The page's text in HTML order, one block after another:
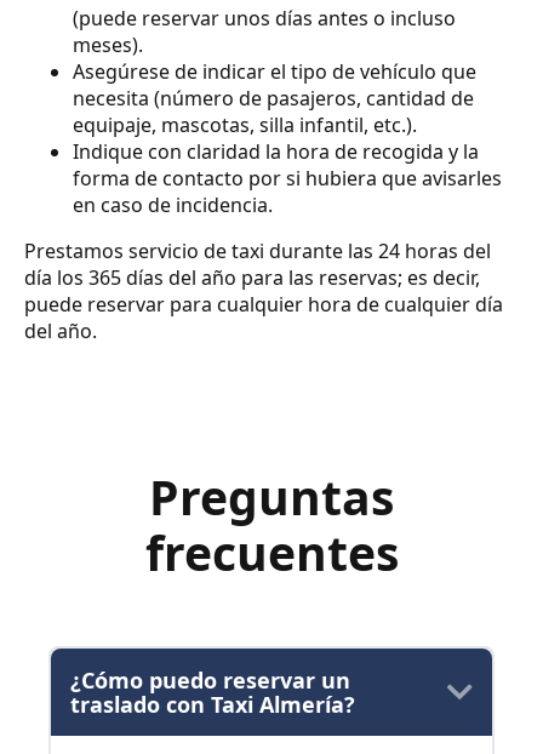
(puede reservar unos días antes o incluso
meses).
Asegúrese de indicar el tipo de vehículo que
necesita (número de pasajeros, cantidad de
equipaje, mascotas, silla infantil, etc.).
Indique con claridad la hora de recogida y la
forma de contacto por si hubiera que avisarles
en caso de incidencia.
Prestamos servicio de taxi durante las 24 horas del
día los 365 días del año para las reservas; es decir,
puede reservar para cualquier hora de cualquier día
del año.
Preguntas
frecuentes
¿Cómo puedo reservar un
traslado con Taxi Almería?